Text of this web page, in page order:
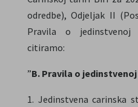
odredbe), Odjeljak II
Pravila o jedinstvenoj
citiramo:
”B. Pravila o
Jedinstvena carinska